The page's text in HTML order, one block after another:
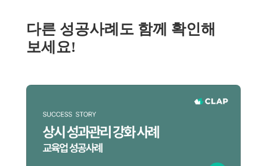
다른 성공사례도 함께 확인해
보세요!